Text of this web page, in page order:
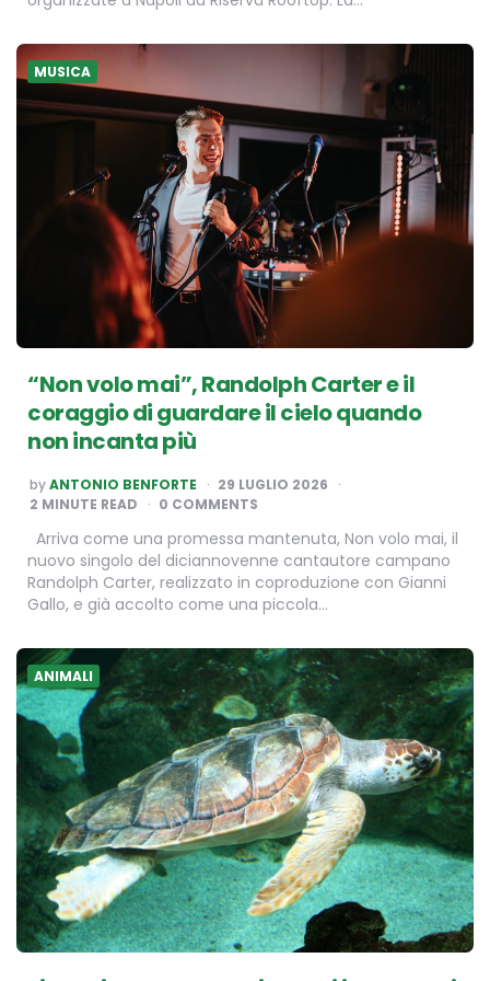
MUSICA
“Non volo mai”, Randolph Carter e il
coraggio di guardare il cielo quando
non incanta più
POSTED
BY
byANTONIO BENFORTE
29 LUGLIO 2026
2 MINUTE READ 0 COMMENTS
Arriva come una promessa mantenuta, Non volo mai, il
nuovo singolo del diciannovenne cantautore campano
Randolph Carter, realizzato in coproduzione con Gianni
Gallo, e già accolto come una piccola…
ANIMALI